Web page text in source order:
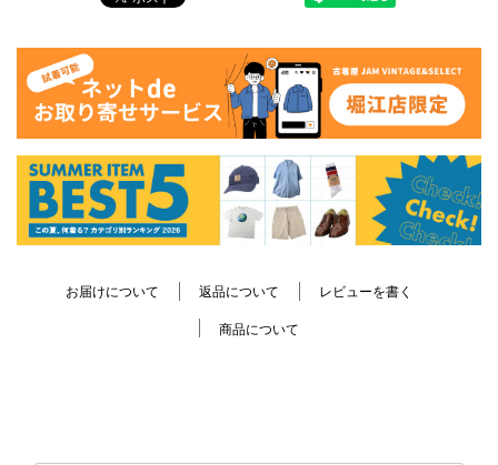
お届けについて 返品について レビューを書く
商品について